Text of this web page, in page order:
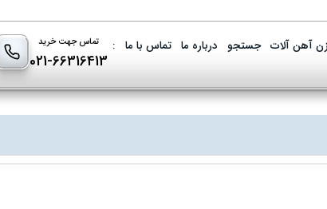
آهن آلات جستجو درباره ما تماس با ما : تماس جهت خرید
021-66316413